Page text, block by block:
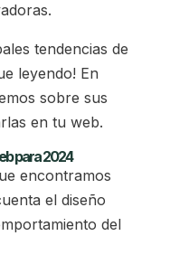
tendencias de
leyendo! En
sobre sus
en tu web.
para 2024
encontramos
el diseño
del